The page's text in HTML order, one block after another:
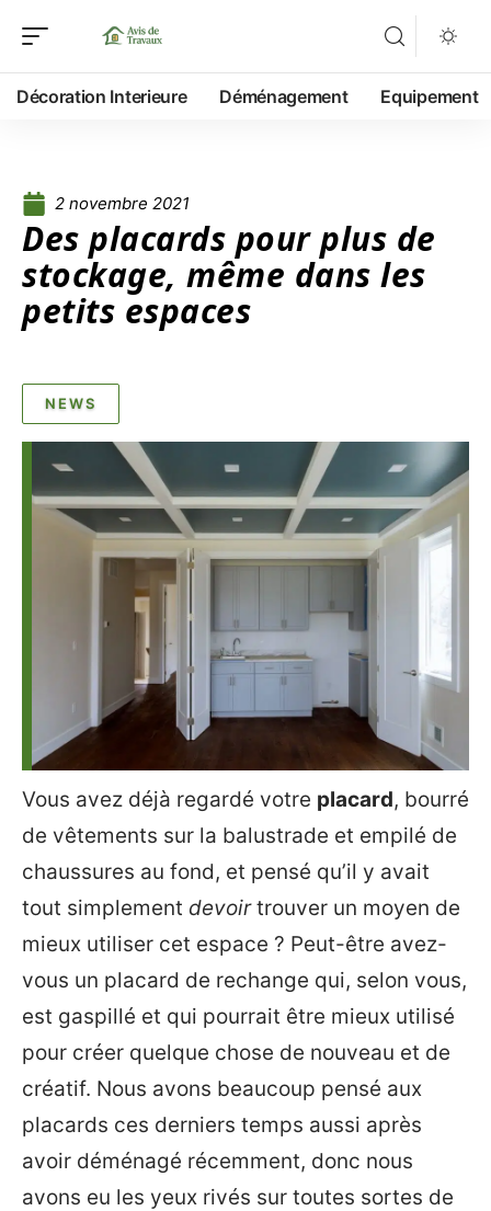
Décoration Interieure Déménagement Equipement
2 novembre 2021
Des placards pour plus de
stockage, même dans les
petits espaces
NEWS
Vous avez déjà regardé votre placard, bourré
de vêtements sur la balustrade et empilé de
chaussures au fond, et pensé qu’il y avait
tout simplement devoirtrouver un moyen de
mieux utiliser cet espace ? Peut-être avez-
vous un placard de rechange qui, selon vous,
est gaspillé et qui pourrait être mieux utilisé
pour créer quelque chose de nouveau et de
créatif. Nous avons beaucoup pensé aux
placards ces derniers temps aussi après
avoir déménagé récemment, donc nous
avons eu les yeux rivés sur toutes sortes de